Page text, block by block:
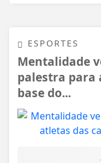
ESPORTES
Mentalidade
palestra para
base do...